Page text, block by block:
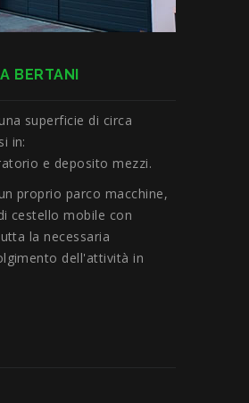
BERTANI
superficie di circa
in:
e deposito mezzi.
proprio parco macchine,
cestello mobile con
la necessaria
dell'attività in